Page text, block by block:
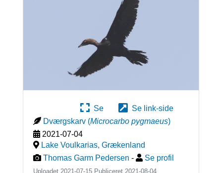
Se
Se link-side
Dværgskarv (Microcarbo pygmaeus)
2021-07-04
Lake Voulkarias, Grækenland
Thomas Garm Pedersen - Se profil
Uploadet 2021-07-15 Publiceret 2021-08-04